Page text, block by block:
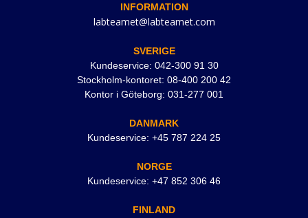
INFORMATION
labteamet@labteamet.com
SVERIGE
Kundeservice: 042-300 91 30
Stockholm-kontoret: 08-400 200 42
Kontor i Göteborg: 031-277 001
DANMARK
Kundeservice: +45 787 224 25
NORGE
Kundeservice: +47 852 306 46
FINLAND